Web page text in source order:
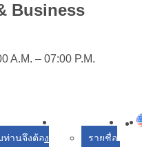
Business
A.M. – 07:00 P.M.
ท่านจึงต้อง
ผู้เข้าชมงาน
รายชื่อ
ข่าว